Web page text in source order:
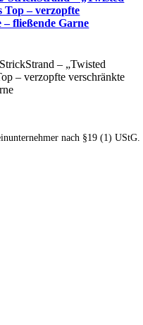
Top – verzopfte
fließende Garne
– „Twisted
– verzopfte verschränkte
nach §19 (1) UStG.